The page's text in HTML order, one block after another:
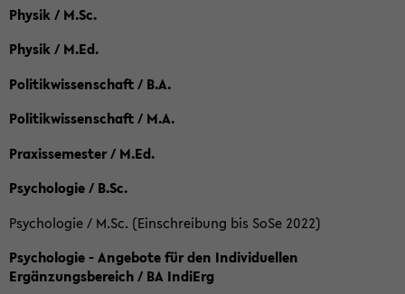
Physik / M.Sc.
Physik / M.Ed.
Politikwissenschaft / B.A.
Politikwissenschaft / M.A.
Praxissemester / M.Ed.
Psychologie / B.Sc.
Psychologie / M.Sc. (Einschreibung bis SoSe 2022)
Psychologie - Angebote für den Individuellen
Ergänzungsbereich / BA IndiErg